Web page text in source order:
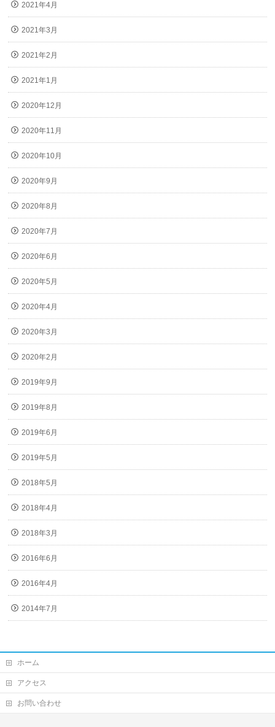
2021年4月
2021年3月
2021年2月
2021年1月
2020年12月
2020年11月
2020年10月
2020年9月
2020年8月
2020年7月
2020年6月
2020年5月
2020年4月
2020年3月
2020年2月
2019年9月
2019年8月
2019年6月
2019年5月
2018年5月
2018年4月
2018年3月
2016年6月
2016年4月
2014年7月
ホーム
アクセス
お問い合わせ